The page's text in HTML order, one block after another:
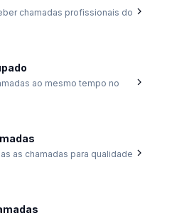
chamadas profissionais do
ao mesmo tempo no
as chamadas para qualidade